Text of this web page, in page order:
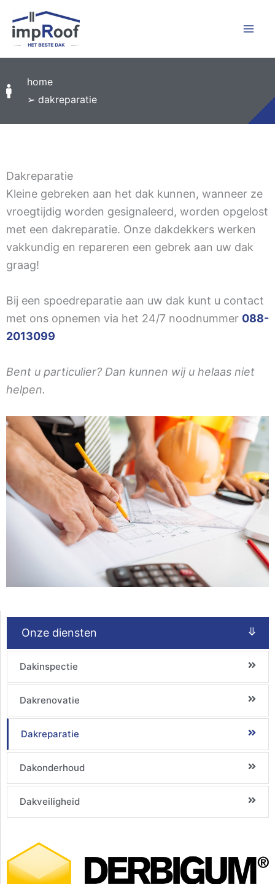
content
home
➢ dakreparatie
Dakreparatie
Kleine gebreken aan het dak kunnen, wanneer ze
vroegtijdig worden gesignaleerd, worden opgelost
met een dakreparatie. Onze dakdekkers werken
vakkundig en repareren een gebrek aan uw dak
graag!
Bij een spoedreparatie aan uw dak kunt u contact
met ons opnemen via het 24/7 noodnummer 088-
2013099
Bent u particulier? Dan kunnen wij u helaas niet
helpen.
Onze diensten ⤋
Dakinspectie
Dakrenovatie
Dakreparatie
Dakonderhoud
Dakveiligheid